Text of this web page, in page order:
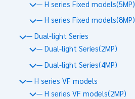
— H series Fixed models(5MP)
— H series Fixed models(8MP)
— Dual-light Series
— Dual-light Series(2MP)
— Dual-light Series(4MP)
— H series VF models
— H series VF models(2MP)